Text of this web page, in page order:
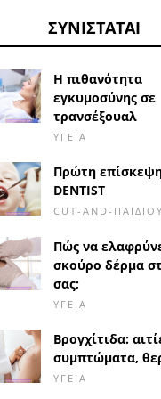
ΣΥΝΙΣΤΆΤΑΙ
Η πιθανότητα
εγκυμοσύνης σε
τρανσέξουαλ
ΥΓΕΊΑ
Πρώτη
DENTIST
CUT-AND-ΠΑΙΔΙΟΎ
Πώς να
σκούρο δέρμα
σας;
ΥΓΕΊΑ
Βρογχίτιδα:
συμπτώματα,
ΥΓΕΊΑ